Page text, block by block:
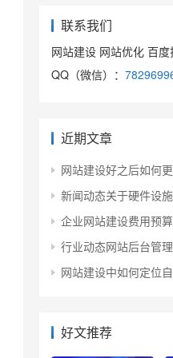
联系我们
网站建设 网站优化 百
QQ（微信）：
近期文章
网站建设好之后如何
新闻动态关于硬件设
企业网站建设费用预
行业动态网站后台管
网站建设中如何定位
好文推荐